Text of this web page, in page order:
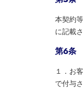
本契約
に記載
第６条
１．お
で付与